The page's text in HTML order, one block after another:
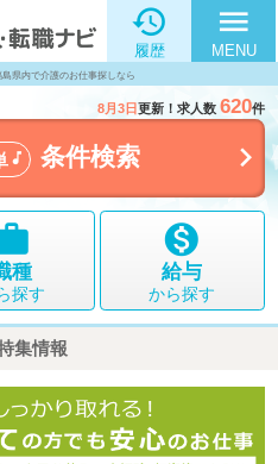

履歴
menu
MENU
県内で介護のお仕事探しなら
8月3日更新！求人数 620件
 条件検索 
種
探す

給与
から探す
集情報